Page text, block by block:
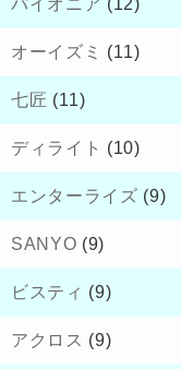
パイオニア (12)
オーイズミ (11)
七匠 (11)
ディライト (10)
エンターライズ (9)
SANYO (9)
ビスティ (9)
アクロス (9)